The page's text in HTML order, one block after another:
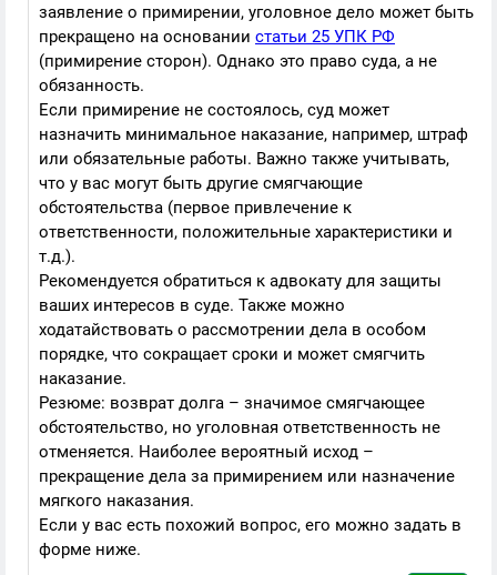
заявление о примирении, уголовное дело может быть
прекращено на основании статьи 25 УПК РФ
(примирение сторон). Однако это право суда, а не
обязанность.
Если примирение не состоялось, суд может
назначить минимальное наказание, например, штраф
или обязательные работы. Важно также учитывать,
что у вас могут быть другие смягчающие
обстоятельства (первое привлечение к
ответственности, положительные характеристики и
т.д.).
Рекомендуется обратиться к адвокату для защиты
ваших интересов в суде. Также можно
ходатайствовать о рассмотрении дела в особом
порядке, что сокращает сроки и может смягчить
наказание.
Резюме: возврат долга – значимое смягчающее
обстоятельство, но уголовная ответственность не
отменяется. Наиболее вероятный исход –
прекращение дела за примирением или назначение
мягкого наказания.
Если у вас есть похожий вопрос, его можно задать в
форме ниже.